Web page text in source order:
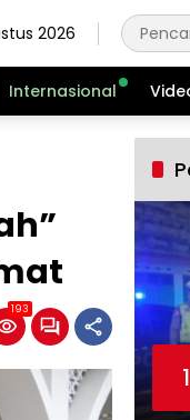
2026
Internasional
193
1